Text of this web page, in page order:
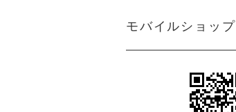
モバイルショップ